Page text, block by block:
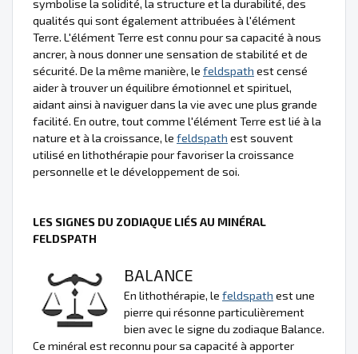
symbolise la solidité, la structure et la durabilité, des
qualités qui sont également attribuées à l'élément
Terre. L'élément Terre est connu pour sa capacité à nous
ancrer, à nous donner une sensation de stabilité et de
sécurité. De la même manière, le feldspath est censé
aider à trouver un équilibre émotionnel et spirituel,
aidant ainsi à naviguer dans la vie avec une plus grande
facilité. En outre, tout comme l'élément Terre est lié à la
nature et à la croissance, le feldspath est souvent
utilisé en lithothérapie pour favoriser la croissance
personnelle et le développement de soi.
LES SIGNES DU ZODIAQUE LIÉS AU MINÉRAL
FELDSPATH
BALANCE
En lithothérapie, le feldspath est une
pierre qui résonne particulièrement
bien avec le signe du zodiaque Balance.
Ce minéral est reconnu pour sa capacité à apporter